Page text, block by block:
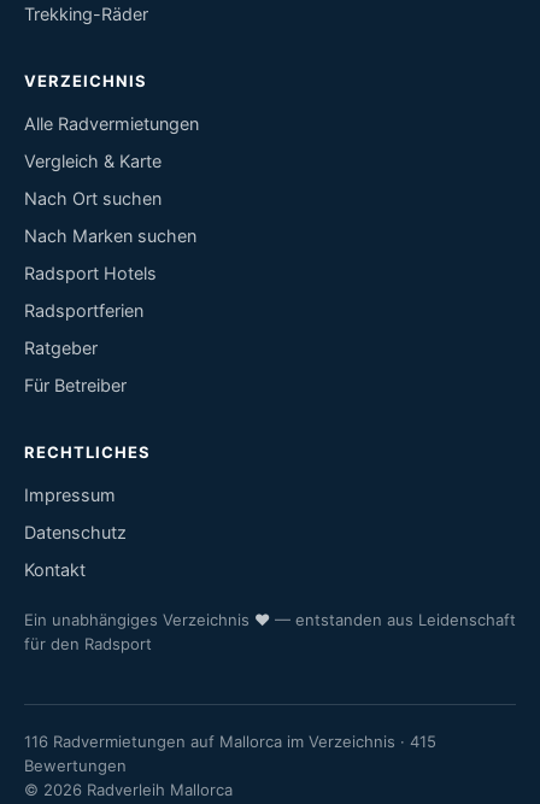
Trekking-Räder
VERZEICHNIS
Alle Radvermietungen
Vergleich & Karte
Nach Ort suchen
Nach Marken suchen
Radsport Hotels
Radsportferien
Ratgeber
Für Betreiber
RECHTLICHES
Impressum
Datenschutz
Kontakt
Ein unabhängiges Verzeichnis ♥ — entstanden aus Leidenschaft
für den Radsport
116 Radvermietungen auf Mallorca im Verzeichnis · 415
Bewertungen
© 2026 Radverleih Mallorca